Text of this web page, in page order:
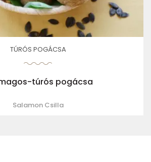
TÚRÓS POGÁCSA
túrós pogácsa
Salamon Csilla